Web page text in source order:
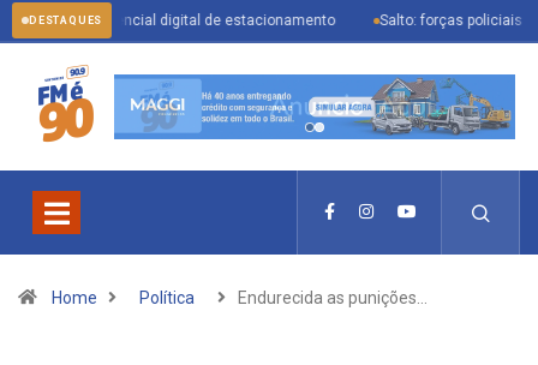
DESTAQUES
credencial digital de estacionamento Salto: forças policiais se
Home Política Endurecida as punições…